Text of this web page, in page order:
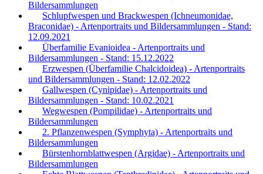
Bildersammlungen
Schlupfwespen und Brackwespen (Ichneumonidae,
Braconidae) - Artenportraits und Bildersammlungen - Stand:
12.09.2021
Überfamilie Evanioidea - Artenportraits und
Bildersammlungen - Stand: 15.12.2022
Erzwespen (Überfamilie Chalcidoidea) - Artenportraits
und Bildersammlungen - Stand: 12.02.2022
Gallwespen (Cynipidae) - Artenportraits und
Bildersammlungen - Stand: 10.02.2021
Wegwespen (Pompilidae) - Artenportraits und
Bildersammlungen
2. Pflanzenwespen (Symphyta) - Artenportraits und
Bildersammlungen
Bürstenhornblattwespen (Argidae) - Artenportraits und
Bildersammlungen